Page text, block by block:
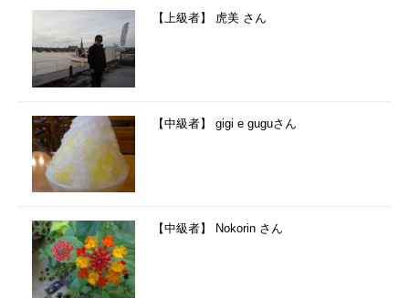
【上級者】 虎美 さん
【中級者】 gigi e guguさん
【中級者】 Nokorin さん